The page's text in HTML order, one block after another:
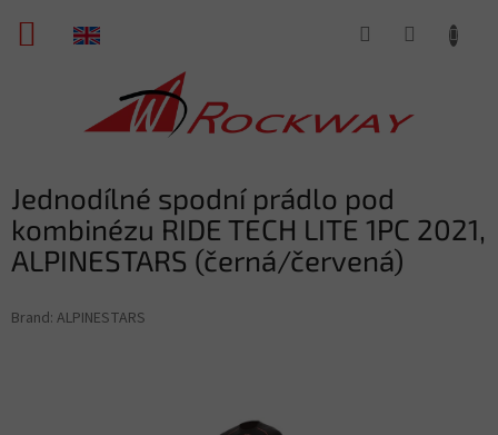
content
SHOPPING
Jednodílné spodní prádlo pod
kombinézu RIDE TECH LITE 1PC 2021,
ALPINESTARS (černá/červená)
Brand: ALPINESTARS